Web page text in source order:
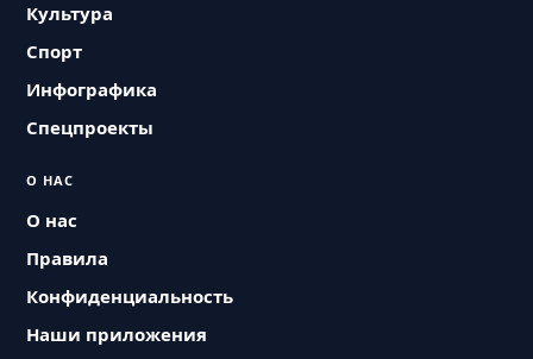
Культура
Спорт
Инфографика
Спецпроекты
О НАС
О нас
Правила
Конфиденциальность
Наши приложения